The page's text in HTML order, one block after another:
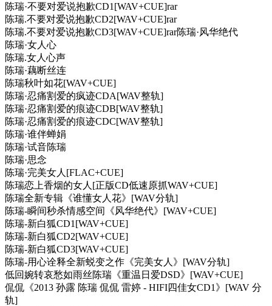
陈瑞·不要对爱说抱歉CD1[WAV+CUE]rar
陈瑞.不要对爱说抱歉CD2[WAV+CUE]rar
陈瑞.不要对爱说抱歉CD3[WAV+CUE]rar陈瑞·风华绝代
陈瑞·女人心
陈瑞.女人心声
陈瑞·藕断丝连
陈瑞秋叶如花[WAV+CUE]
陈瑞·忍痛割爱的疯迹CDA[WAV整轨]
陈瑞·忍痛割爱的痕迹CDB[WAV整轨]
陈瑞·忍痛割爱的痕迹CDC[WAV整轨]
陈瑞·谁伴蝉娟
陈瑞·试音陈瑞
陈瑞·思念
陈瑞·完美女人[FLAC+CUE]
陈瑞恋上香烟的女人[正版CD低速原抓WAV+CUE]
陈瑞全新专辑《谁懂女人花》[WAV分轨]
陈瑞-瞬间秒杀情感空间《风华绝代》[WAV+CUE]
陈瑞-新白狐CD1[WAV+CUE]
陈瑞-新白狐CD2[WAV+CUE]
陈瑞-新白狐CD3[WAV+CUE]
陈瑞-用心诠释全新蜕变之作《完美女人》[WAV分轨]
低回婉转哀愁如雨丝陈瑞《重温日爱DSD》[WAV+CUE]
侃侃《2013 孙露 陈瑞 侃侃 雷婷 - HIFI四佳女CD1》[WAV 分
轨]